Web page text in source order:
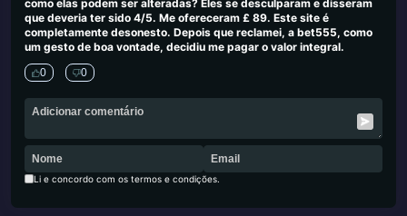
como elas podem ser alteradas? Eles se desculparam e disseram
que deveria ter sido 4/5. Me ofereceram £ 89. Este site é
completamente desonesto. Depois que reclamei, a bet555, como
um gesto de boa vontade, decidiu me pagar o valor integral.
0 0
Li e concordo com os termos e condições.